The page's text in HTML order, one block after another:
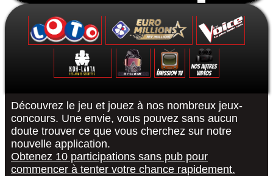
Formulaire de contact
Loto : le tirage du 27 août 2022
Euromillions : tirage du 6 septembre Euro
Koh-Lanta : Les Poteaux - La Finale - Koh-Lanta :
The Voice 10 - La Finale - 15/05/2021 The Voice
Le Grand Quiz - Permis De Conduire -
"R or B #RorB"
District Z : Épisode 3 - 25/12/2020 Les 12
Découvrez le jeu et jouez à nos nombreux jeux-
concours. Une envie, vous pouvez sans aucun
doute trouver ce que vous cherchez sur notre
nouvelle application.
Obtenez 10 participations sans pub pour
commencer à tenter votre chance rapidement.